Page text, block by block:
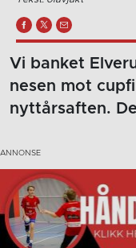
Vi banket
nesen mot
nyttårsaften.